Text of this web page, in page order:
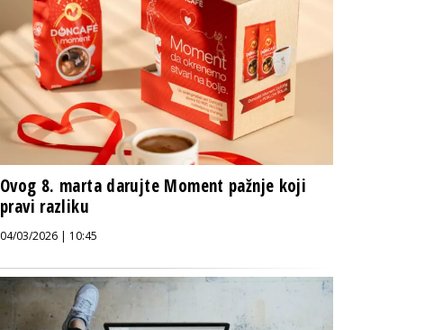
Ovog 8. marta darujte Moment pažnje koji
pravi razliku
04/03/2026 | 10:45